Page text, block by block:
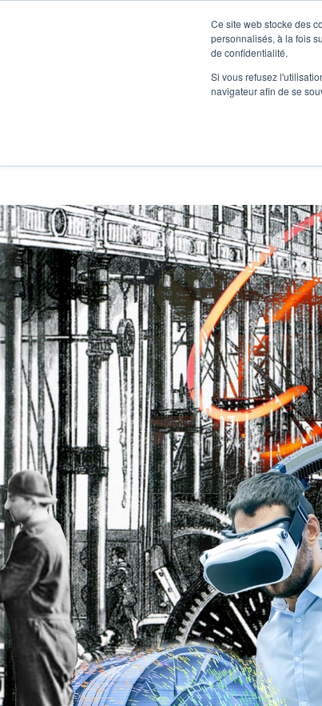
Ce site web stocke des
personnalisés, à la fois
de confidentialité.
Si vous refusez
navigateur afin de se
PRESSE
SMART